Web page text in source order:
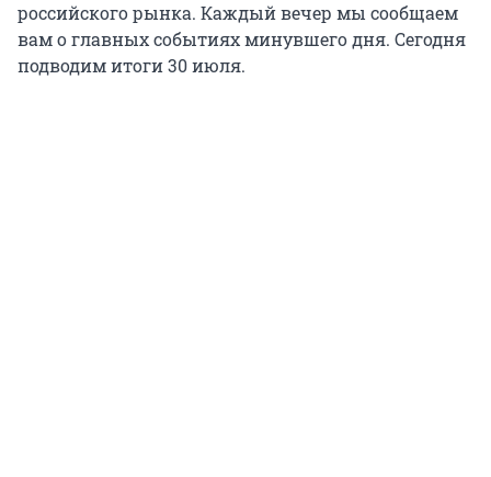
российского рынка. Каждый вечер мы сообщаем
вам о главных событиях минувшего дня. Сегодня
подводим итоги 30 июля.